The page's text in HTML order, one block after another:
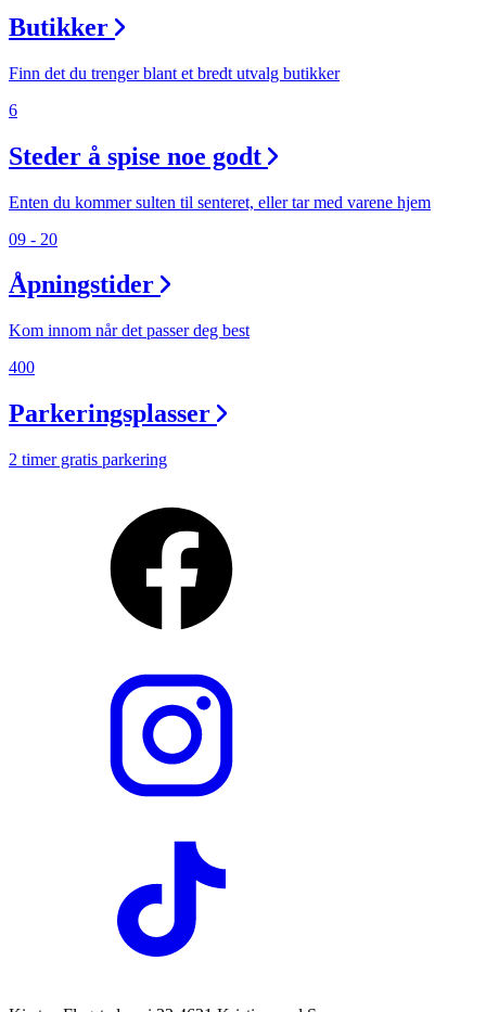
Butikker
Finn det du trenger blant et bredt utvalg butikker
6
Steder å spise noe godt
Enten du kommer sulten til senteret, eller tar med varene hjem
09 - 20
Åpningstider
Kom innom når det passer deg best
400
Parkeringsplasser
2 timer gratis parkering